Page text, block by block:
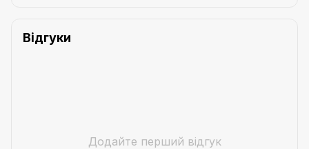
Відгуки
Додайте перший відгук